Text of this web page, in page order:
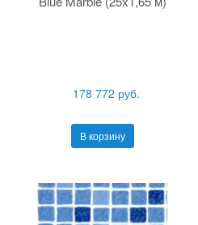
178 772 руб.
В корзину